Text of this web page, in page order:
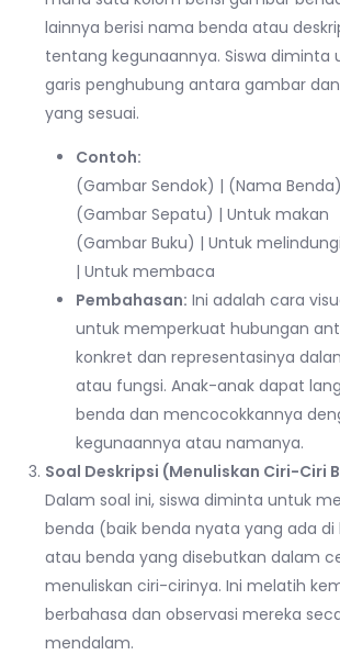
lainnya berisi nama benda atau
tentang kegunaannya. Siswa diminta
garis penghubung antara gambar
yang sesuai.
Contoh:
(Gambar Sendok) | (Nama Benda)
(Gambar Sepatu) | Untuk makan
(Gambar Buku) | Untuk
| Untuk membaca
Pembahasan: Ini adalah cara
untuk memperkuat hubungan
konkret dan representasinya
atau fungsi. Anak-anak dapat
benda dan mencocokkannya
kegunaannya atau namanya.
Soal Deskripsi (Menuliskan Ciri-Ciri
Dalam soal ini, siswa diminta untuk
benda (baik benda nyata yang ada di
atau benda yang disebutkan dalam
menuliskan ciri-cirinya. Ini melatih
berbahasa dan observasi mereka
mendalam.